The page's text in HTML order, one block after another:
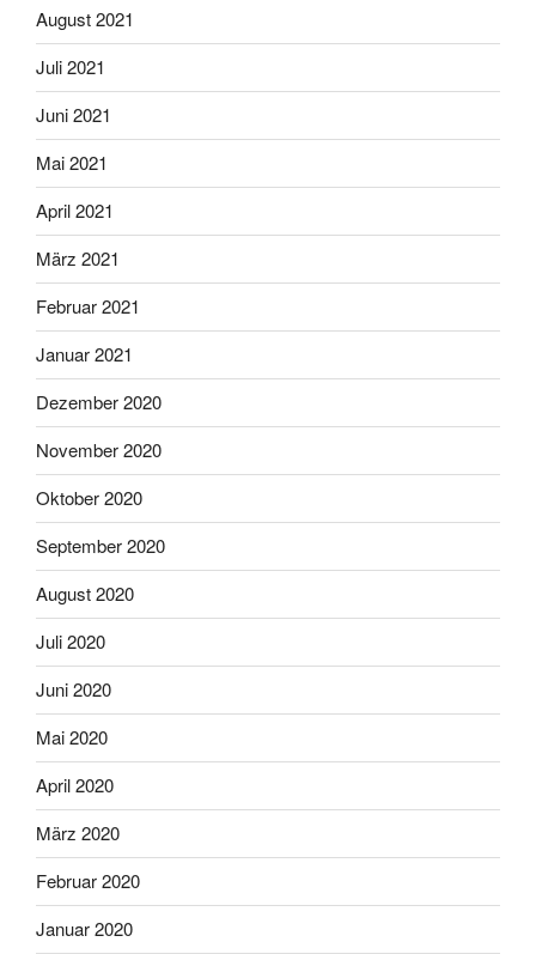
August 2021
Juli 2021
Juni 2021
Mai 2021
April 2021
März 2021
Februar 2021
Januar 2021
Dezember 2020
November 2020
Oktober 2020
September 2020
August 2020
Juli 2020
Juni 2020
Mai 2020
April 2020
März 2020
Februar 2020
Januar 2020